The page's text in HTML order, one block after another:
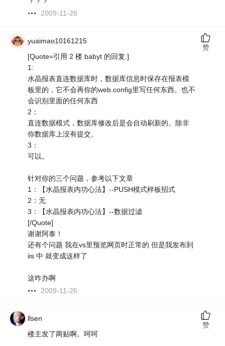
2009-11-26
yuaimao10161215
[Quote=引用 2 楼 babyt 的回复:]
1:
水晶报表直连数据库时，数据库信息时保存在报表模
板里的，它不会再你的web.config里写任何东西。也不
会识别里面的任何东西
2：
直连数据模式，数据库修改后是会自动刷新的。除非
你数据库上没有提交。
3：
可以。
针对你的三个问题，参考以下文章
1：【水晶报表内功心法】--PUSH模式样板招式
2：无
3：【水晶报表内功心法】--数据过滤
[/Quote]
谢谢阿泰！
还有个问题 我在vs里预览网页时正常的 但是我发布到
iis 中 就变成这样了
这咋办啊
2009-11-26
赞
llsen
楼主发了两贴啊。呵呵
赞